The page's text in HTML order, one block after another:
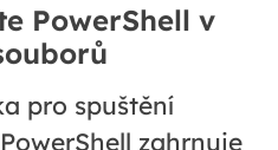
PowerShell v
pro spuštění
zahrnuje